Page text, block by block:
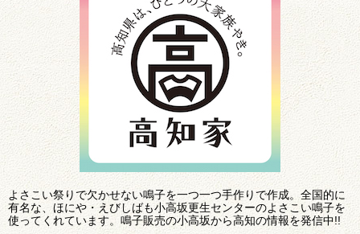
よさこい祭りで欠かせない鳴子を一つ一つ手作りで作成。全国的に
有名な、ほにや・えびしばも小高坂更生センターのよさこい鳴子を
使ってくれています。鳴子販売の小高坂から高知の情報を発信中!!